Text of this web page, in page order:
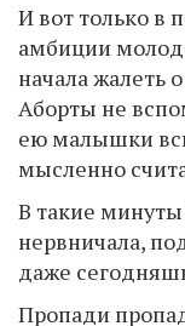
И вот только в
амбиции
начала жалеть
Аборты не
ею малышки
мысленно
В такие минуты
нервничала,
даже
Пропади